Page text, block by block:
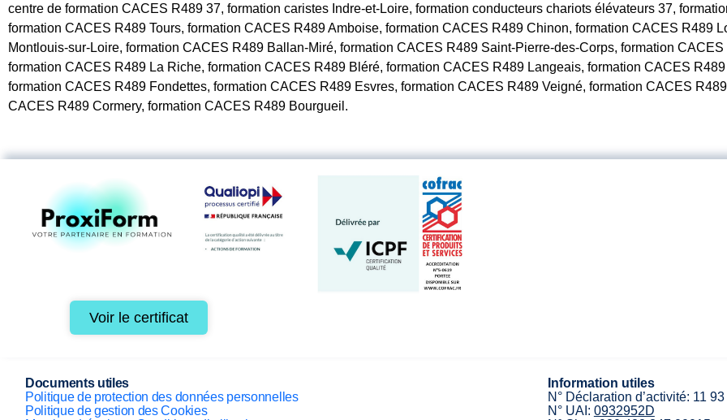
centre de formation CACES R489 37, formation caristes Indre-et-Loire, formation conducteurs chariots élévateurs 37,
formation CACES R489 Tours, formation CACES R489 Amboise, formation CACES R489 Chinon, formation CACES R489
Montlouis-sur-Loire, formation CACES R489 Ballan-Miré, formation CACES R489 Saint-Pierre-des-Corps, formation
formation CACES R489 La Riche, formation CACES R489 Bléré, formation CACES R489 Langeais, formation CACES
formation CACES R489 Fondettes, formation CACES R489 Esvres, formation CACES R489 Veigné, formation CACES
CACES R489 Cormery, formation CACES R489 Bourgueil.
Voir le certificat
Documents utiles
Politique de protection des données personnelles
Politique de gestion des Cookies
Information utiles
N° Déclaration d’activité: 11
N° UAI: 0932952D